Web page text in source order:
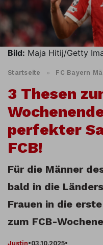
Bild: Maja Hitij/Getty
Startseite » FC Bayern
3 Thesen
perfekter
FCB!
Für die Männer
bald in die
Frauen in die
zum FCB-
Justin•03.10.2025•